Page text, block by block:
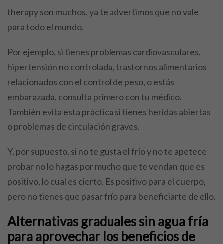
therapy son muchos, ya te advertimos que no vale
para todo el mundo.
Por ejemplo, si tienes problemas cardiovasculares,
hipertensión no controlada, trastornos alimentarios
relacionados con el control de peso, o estás
embarazada, consulta primero con tu médico.
También evita esta práctica si tienes heridas abiertas
o problemas de circulación graves.
Y, por supuesto, si no te gusta el frío y no te apetece
probar no lo hagas por mucho que te vendan que es
positivo, lo cual es cierto. Es positivo para el cuerpo,
pero no tienes que pasar frío para beneficiarte de ello.
Alternativas graduales sin agua fría
para aprovechar los beneficios de